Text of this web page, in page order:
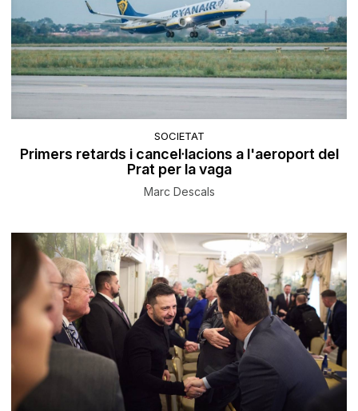
SOCIETAT
Primers retards i cancel·lacions a l'aeroport del
Prat per la vaga
Marc Descals